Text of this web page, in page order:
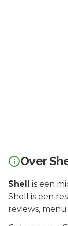
Over
Shell is een
Shell is een
reviews,